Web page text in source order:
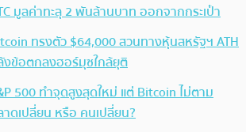
มูลค่าทะลุ 2 พันล้านบาท ออกจากกระเป๋า
ทรงตัว $64,000 สวนทางหุ้นสหรัฐฯ ATH
ข้อตกลงฮอร์มุซใกล้ยุติ
500 ทำจุดสูงสุดใหม่ แต่ Bitcoin ไม่ตาม
ดเปลี่ยน หรือ คนเปลี่ยน?